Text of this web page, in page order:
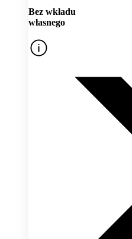
Bez wkładu
własnego